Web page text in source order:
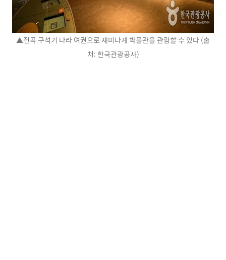
▲전곡 구석기 나라 여권으로 재미나게 박물관을 관람할 수 있다 (출
처: 한국관광공사)